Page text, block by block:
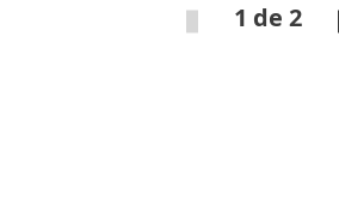
1 de 2